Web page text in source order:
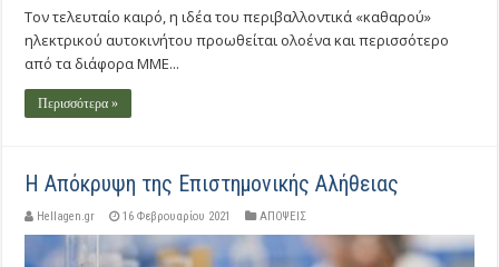
Τον τελευταίο καιρό, η ιδέα του περιβαλλοντικά «καθαρού»
ηλεκτρικού αυτοκινήτου προωθείται ολοένα και περισσότερο
από τα διάφορα ΜΜΕ...
Περισσότερα »
Η Απόκρυψη της Επιστημονικής Αλήθειας
Hellagen.gr 16 Φεβρουαρίου 2021 ΑΠΟΨΕΙΣ